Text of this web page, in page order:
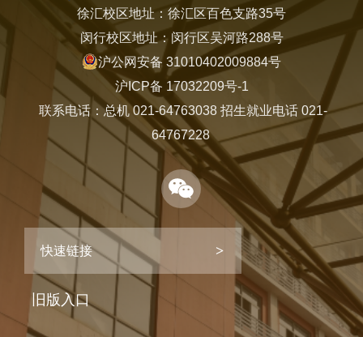
徐汇校区地址：徐汇区百色支路35号
闵行校区地址：闵行区吴河路288号
沪公网安备 31010402009884号
沪ICP备 17032209号-1
联系电话：总机 021-64763038 招生就业电话 021-
64767228
快速链接
旧版入口